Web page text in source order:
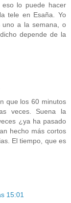
lo puede hacer
tele en Esaña. Yo
uno a la semana, o
depende de la
que los 60 minutos
veces. Suena la
¿ya ha pasado
hecho más cortos
El tiempo, que es
15:01